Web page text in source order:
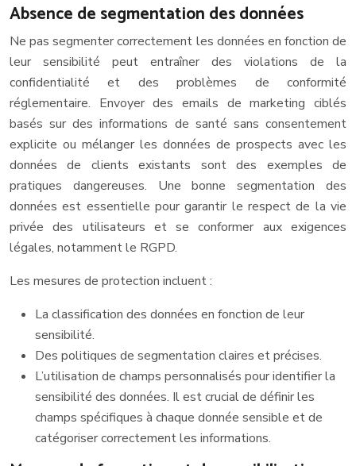
Absence de segmentation des données
Ne pas segmenter correctement les données en fonction de
leur sensibilité peut entraîner des violations de la
confidentialité et des problèmes de conformité
réglementaire. Envoyer des emails de marketing ciblés
basés sur des informations de santé sans consentement
explicite ou mélanger les données de prospects avec les
données de clients existants sont des exemples de
pratiques dangereuses. Une bonne segmentation des
données est essentielle pour garantir le respect de la vie
privée des utilisateurs et se conformer aux exigences
légales, notamment le RGPD.
Les mesures de protection incluent :
La classification des données en fonction de leur
sensibilité.
Des politiques de segmentation claires et précises.
L’utilisation de champs personnalisés pour identifier la
sensibilité des données. Il est crucial de définir les
champs spécifiques à chaque donnée sensible et de
catégoriser correctement les informations.